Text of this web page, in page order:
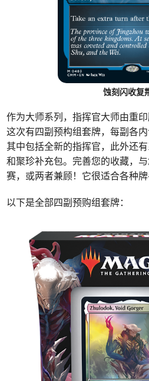
蚀刻闪收复
作为大师系列，指挥官大师由重
这次有四副预构组套牌，每副各
其中包括全新的指挥官，此外还
和聚珍补充包。完善您的收藏，
赛，或两者兼顾！它很适合各种牌
以下是全部四副预购组套牌：